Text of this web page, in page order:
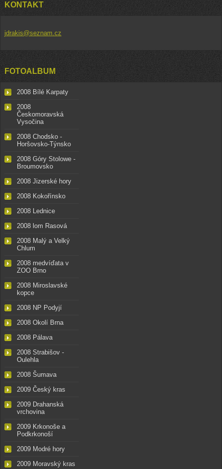
KONTAKT
jdrakis@seznam.cz
FOTOALBUM
2008 Bílé Karpaty
2008
Českomoravská
Vysočina
2008 Chodsko -
Horšovsko-Týnsko
2008 Góry Stolowe -
Broumovsko
2008 Jizerské hory
2008 Kokořínsko
2008 Lednice
2008 lom Rasová
2008 Malý a Velký
Chlum
2008 medvíďata v
ZOO Brno
2008 Miroslavské
kopce
2008 NP Podyjí
2008 Okolí Brna
2008 Pálava
2008 Strabišov -
Oulehla
2008 Šumava
2009 Český kras
2009 Drahanská
vrchovina
2009 Krkonoše a
Podkrkonoší
2009 Modré hory
2009 Moravský kras